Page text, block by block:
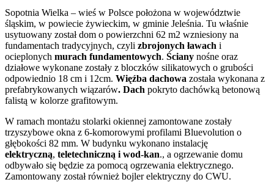
Sopotnia Wielka – wieś w Polsce położona w województwie
śląskim, w powiecie żywieckim, w gminie Jeleśnia. Tu właśnie
usytuowany został dom o powierzchni 62 m2 wzniesiony na
fundamentach tradycyjnych, czyli zbrojonych ławach i
ocieplonych murach fundamentowych. Ściany nośne oraz
działowe wykonane zostały z bloczków silikatowych o grubości
odpowiednio 18 cm i 12cm. Więźba dachowa została wykonana z
prefabrykowanych wiązarów. Dach pokryto dachówką betonową
falistą w kolorze grafitowym.
W ramach montażu stolarki okiennej zamontowane zostały
trzyszybowe okna z 6-komorowymi profilami Bluevolution o
głębokości 82 mm. W budynku wykonano instalację
elektryczną, teletechniczną i wod-kan., a ogrzewanie domu
odbywało się będzie za pomocą ogrzewania elektrycznego.
Zamontowany został również bojler elektryczny do CWU.